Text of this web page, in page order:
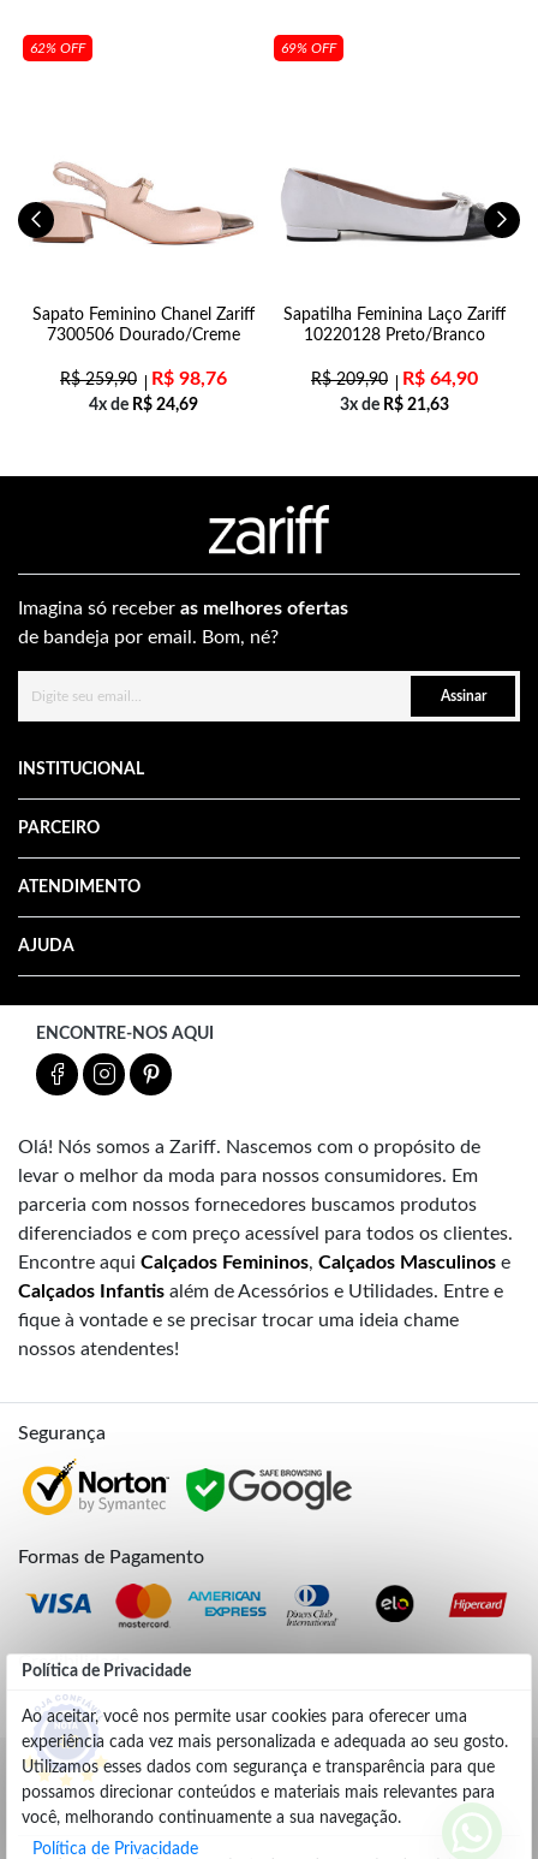
Política de Privacidade
Ao aceitar, você nos permite usar cookies para oferecer uma
experiência cada vez mais personalizada e adequada ao seu gosto.
Utilizamos esses dados com segurança e transparência para que
possamos direcionar conteúdos e materiais mais relevantes para
você, melhorando continuamente a sua navegação.
Política de Privacidade
62% OFF
Sapato Feminino Chanel Zariff
7300506 Dourado/Creme
R$259,90 R$ 98,76
4x de R$ 24,69
69% OFF
Sapatilha Feminina Laço Zariff
10220128 Preto/Branco
R$209,90 R$ 64,90
3x de R$ 21,63
Imagina só receber as melhores ofertas
de bandeja por email. Bom, né?
Assinar
INSTITUCIONAL
PARCEIRO
ATENDIMENTO
AJUDA
ENCONTRE-NOS AQUI
Olá! Nós somos a Zariff. Nascemos com o propósito de
levar o melhor da moda para nossos consumidores. Em
parceria com nossos fornecedores buscamos produtos
diferenciados e com preço acessível para todos os clientes.
Encontre aqui Calçados Femininos, Calçados Masculinos e
Calçados Infantis além de Acessórios e Utilidades. Entre e
fique à vontade e se precisar trocar uma ideia chame
nossos atendentes!
Segurança
Formas de Pagamento
Credibilidade
4.9